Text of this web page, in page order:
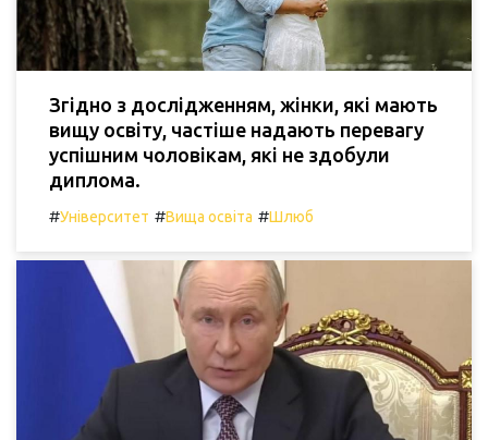
Згідно з дослідженням, жінки, які мають
вищу освіту, частіше надають перевагу
успішним чоловікам, які не здобули
диплома.
#Університет #Вища освіта #Шлюб